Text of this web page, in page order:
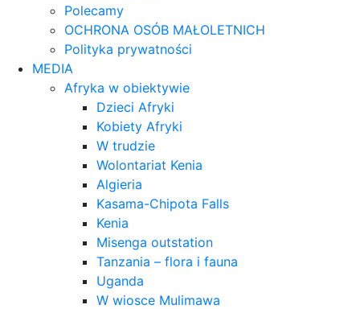
Polecamy
OCHRONA OSÓB MAŁOLETNICH
Polityka prywatności
MEDIA
Afryka w obiektywie
Dzieci Afryki
Kobiety Afryki
W trudzie
Wolontariat Kenia
Algieria
Kasama-Chipota Falls
Kenia
Misenga outstation
Tanzania – flora i fauna
Uganda
W wiosce Mulimawa